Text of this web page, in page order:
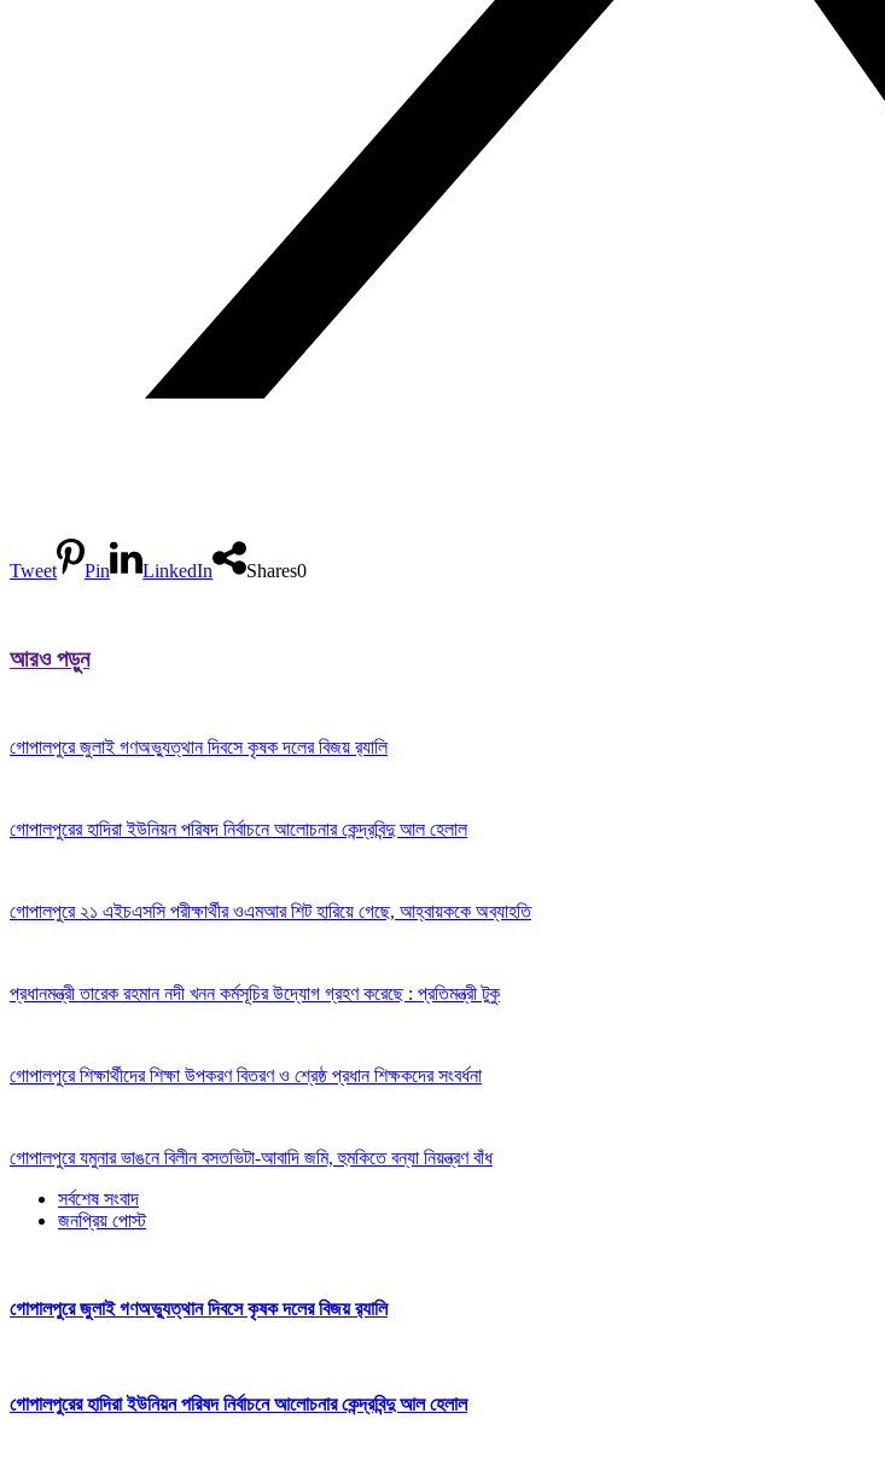
Tweet Pin LinkedIn Shares0
আরও পড়ুন
গোপালপুরে জুলাই গণঅভ্যুত্থান দিবসে কৃষক দলের বিজয় র‍্যালি
গোপালপুরের হাদিরা ইউনিয়ন পরিষদ নির্বাচনে আলোচনার কেন্দ্রবিন্দু আল হেলাল
গোপালপুরে ২১ এইচএসসি পরীক্ষার্থীর ওএমআর শিট হারিয়ে গেছে, আহ্বায়ককে অব্যাহতি
প্রধানমন্ত্রী তারেক রহমান নদী খনন কর্মসূচির উদ্যোগ গ্রহণ করেছে : প্রতিমন্ত্রী টুকু
গোপালপুরে শিক্ষার্থীদের শিক্ষা উপকরণ বিতরণ ও শ্রেষ্ঠ প্রধান শিক্ষকদের সংবর্ধনা
গোপালপুরে যমুনার ভাঙনে বিলীন বসতভিটা-আবাদি জমি, হুমকিতে বন্যা নিয়ন্ত্রণ বাঁধ
সর্বশেষ সংবাদ
জনপ্রিয় পোস্ট
গোপালপুরে জুলাই গণঅভ্যুত্থান দিবসে কৃষক দলের বিজয় র‍্যালি
গোপালপুরের হাদিরা ইউনিয়ন পরিষদ নির্বাচনে আলোচনার কেন্দ্রবিন্দু আল হেলাল